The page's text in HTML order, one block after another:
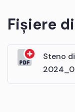
Fișiere
Steno